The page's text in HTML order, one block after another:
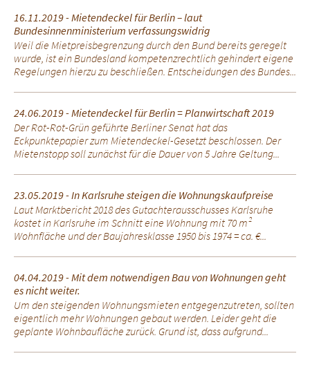
16.11.2019 - Mietendeckel für Berlin – laut
Bundesinnenministerium verfassungswidrig
Weil die Mietpreisbegrenzung durch den Bund bereits geregelt
wurde, ist ein Bundesland kompetenzrechtlich gehindert eigene
Regelungen hierzu zu beschließen. Entscheidungen des Bundes...
24.06.2019 - Mietendeckel für Berlin = Planwirtschaft 2019
Der Rot-Rot-Grün geführte Berliner Senat hat das
Eckpunktepapier zum Mietendeckel-Gesetzt beschlossen. Der
Mietenstopp soll zunächst für die Dauer von 5 Jahre Geltung...
23.05.2019 - In Karlsruhe steigen die Wohnungskaufpreise
Laut Marktbericht 2018 des Gutachterausschusses Karlsruhe
kostet in Karlsruhe im Schnitt eine Wohnung mit 70 m²
Wohnfläche und der Baujahresklasse 1950 bis 1974 = ca. €...
04.04.2019 - Mit dem notwendigen Bau von Wohnungen geht
es nicht weiter.
Um den steigenden Wohnungsmieten entgegenzutreten, sollten
eigentlich mehr Wohnungen gebaut werden. Leider geht die
geplante Wohnbaufläche zurück. Grund ist, dass aufgrund...